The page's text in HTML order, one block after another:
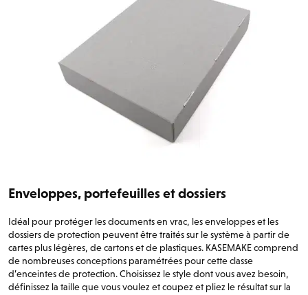
Enveloppes, portefeuilles et dossiers
Idéal pour protéger les documents en vrac, les enveloppes et les
dossiers de protection peuvent être traités sur le système à partir de
cartes plus légères, de cartons et de plastiques. KASEMAKE comprend
de nombreuses conceptions paramétrées pour cette classe
d’enceintes de protection. Choisissez le style dont vous avez besoin,
définissez la taille que vous voulez et coupez et pliez le résultat sur la